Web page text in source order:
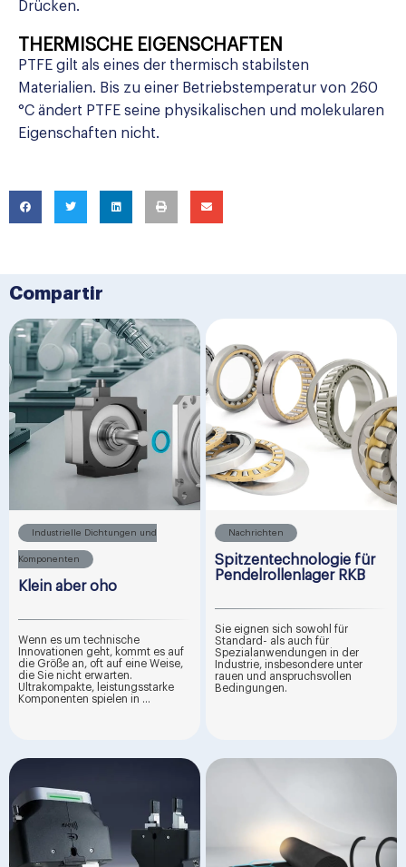
Drücken.
THERMISCHE EIGENSCHAFTEN
PTFE gilt als eines der thermisch stabilsten
Materialien. Bis zu einer Betriebstemperatur von 260
°C ändert PTFE seine physikalischen und molekularen
Eigenschaften nicht.
Compartir
Industrielle Dichtungen und
Komponenten
Klein aber oho
Wenn es um technische
Innovationen geht, kommt es auf
die Größe an, oft auf eine Weise,
die Sie nicht erwarten.
Ultrakompakte, leistungsstarke
Komponenten spielen in ...
Nachrichten
Spitzentechnologie für
Pendelrollenlager RKB
Sie eignen sich sowohl für
Standard- als auch für
Spezialanwendungen in der
Industrie, insbesondere unter
rauen und anspruchsvollen
Bedingungen.